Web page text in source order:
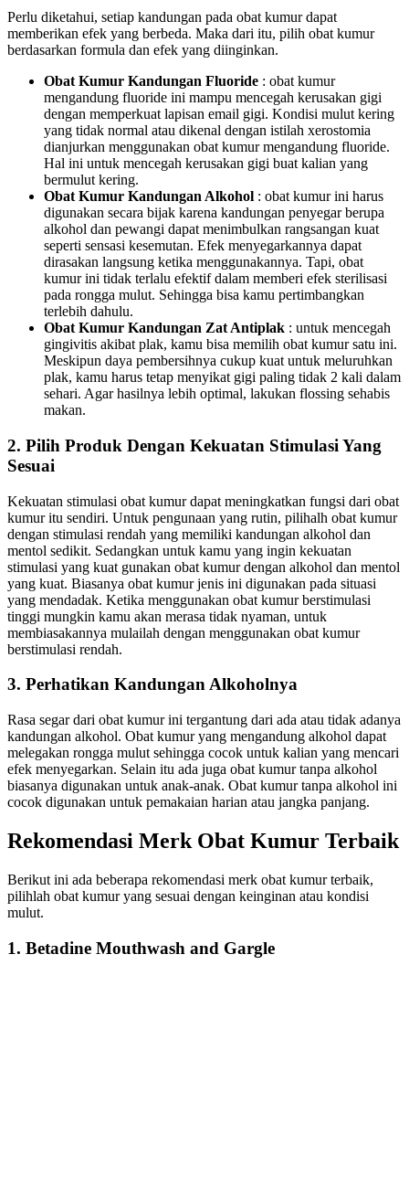
Perlu diketahui, setiap kandungan pada obat kumur dapat
memberikan efek yang berbeda. Maka dari itu, pilih obat kumur
berdasarkan formula dan efek yang diinginkan.
Obat Kumur Kandungan Fluoride : obat kumur
mengandung fluoride ini mampu mencegah kerusakan gigi
dengan memperkuat lapisan email gigi. Kondisi mulut kering
yang tidak normal atau dikenal dengan istilah xerostomia
dianjurkan menggunakan obat kumur mengandung fluoride.
Hal ini untuk mencegah kerusakan gigi buat kalian yang
bermulut kering.
Obat Kumur Kandungan Alkohol : obat kumur ini harus
digunakan secara bijak karena kandungan penyegar berupa
alkohol dan pewangi dapat menimbulkan rangsangan kuat
seperti sensasi kesemutan. Efek menyegarkannya dapat
dirasakan langsung ketika menggunakannya. Tapi, obat
kumur ini tidak terlalu efektif dalam memberi efek sterilisasi
pada rongga mulut. Sehingga bisa kamu pertimbangkan
terlebih dahulu.
Obat Kumur Kandungan Zat Antiplak : untuk mencegah
gingivitis akibat plak, kamu bisa memilih obat kumur satu ini.
Meskipun daya pembersihnya cukup kuat untuk meluruhkan
plak, kamu harus tetap menyikat gigi paling tidak 2 kali dalam
sehari. Agar hasilnya lebih optimal, lakukan flossing sehabis
makan.
2. Pilih Produk Dengan Kekuatan Stimulasi Yang
Sesuai
Kekuatan stimulasi obat kumur dapat meningkatkan fungsi dari obat
kumur itu sendiri. Untuk pengunaan yang rutin, pilihalh obat kumur
dengan stimulasi rendah yang memiliki kandungan alkohol dan
mentol sedikit. Sedangkan untuk kamu yang ingin kekuatan
stimulasi yang kuat gunakan obat kumur dengan alkohol dan mentol
yang kuat. Biasanya obat kumur jenis ini digunakan pada situasi
yang mendadak. Ketika menggunakan obat kumur berstimulasi
tinggi mungkin kamu akan merasa tidak nyaman, untuk
membiasakannya mulailah dengan menggunakan obat kumur
berstimulasi rendah.
3. Perhatikan Kandungan Alkoholnya
Rasa segar dari obat kumur ini tergantung dari ada atau tidak adanya
kandungan alkohol. Obat kumur yang mengandung alkohol dapat
melegakan rongga mulut sehingga cocok untuk kalian yang mencari
efek menyegarkan. Selain itu ada juga obat kumur tanpa alkohol
biasanya digunakan untuk anak-anak. Obat kumur tanpa alkohol ini
cocok digunakan untuk pemakaian harian atau jangka panjang.
Rekomendasi Merk Obat Kumur Terbaik
Berikut ini ada beberapa rekomendasi merk obat kumur terbaik,
pilihlah obat kumur yang sesuai dengan keinginan atau kondisi
mulut.
1. Betadine Mouthwash and Gargle